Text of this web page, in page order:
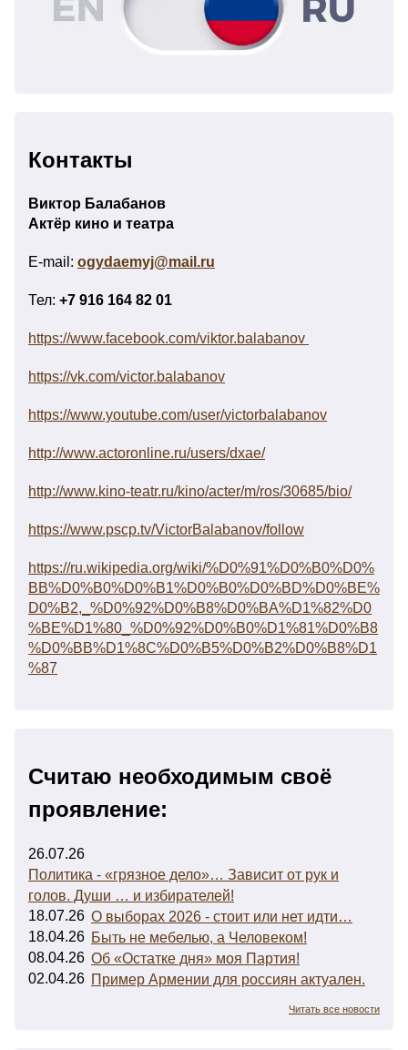
Контакты
Виктор Балабанов
Актёр кино и театра
E-mail: ogydaemyj@mail.ru
Тел: +7 916 164 82 01
https://www.facebook.com/viktor.balabanov
https://vk.com/victor.balabanov
https://www.youtube.com/user/victorbalabanov
http://www.actoronline.ru/users/dxae/
http://www.kino-teatr.ru/kino/acter/m/ros/30685/bio/
https://www.pscp.tv/VictorBalabanov/follow
https://ru.wikipedia.org/wiki/%D0%91%D0%B0%D0%
BB%D0%B0%D0%B1%D0%B0%D0%BD%D0%BE%
D0%B2,_%D0%92%D0%B8%D0%BA%D1%82%D0
%BE%D1%80_%D0%92%D0%B0%D1%81%D0%B8
%D0%BB%D1%8C%D0%B5%D0%B2%D0%B8%D1
%87
Считаю необходимым своё
проявление:
26.07.26
Политика - «грязное дело»… Зависит от рук и
голов. Души … и избирателей!
18.07.26 О выборах 2026 - стоит или нет идти…
18.04.26 Быть не мебелью, а Человеком!
08.04.26 Об «Остатке дня» моя Партия!
02.04.26 Пример Армении для россиян актуален.
Читать все новости